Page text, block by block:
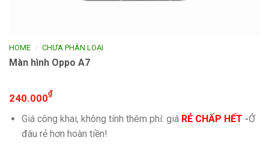
HOME / CHƯA PHÂN LOẠI
Màn hình Oppo A7
240.000₫
Giá công khai, không tính thêm phí: giá RẺ CHẤP HẾT -Ở
đâu rẻ hơn hoàn tiền!